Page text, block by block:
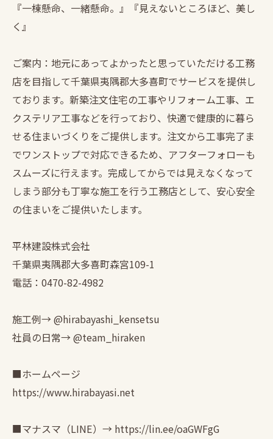
『一棟懸命、一緒懸命。』『見えないところほど、美し
く』
ご案内：地元にあってよかったと思っていただける工務
店を目指して千葉県夷隅郡大多喜町でサービスを提供し
ております。新築注文住宅の工事やリフォーム工事、エ
クステリア工事などを行っており、快適で健康的に暮ら
せる住まいづくりをご提供します。注文から工事完了ま
でワンストップで対応できるため、アフターフォローも
スムーズに行えます。完成してからでは見えなくなって
しまう部分も丁寧な施工を行う工務店として、安心安全
の住まいをご提供いたします。
平林建設株式会社
千葉県夷隅郡大多喜町森宮109-1
電話：0470-82-4982
施工例→ @hirabayashi_kensetsu
社員の日常→ @team_hiraken
■ホームページ
https://www.hirabayasi.net
■マナスマ（LINE）→ https://lin.ee/oaGWFgG